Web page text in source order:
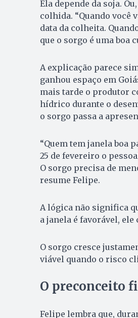
Ela depende da soja.
colhida. “Quando você
data da colheita.
que o sorgo é uma boa
A explicação parece
ganhou espaço em
mais tarde o produtor
hídrico durante o
o sorgo passa a
“Quem tem janela boa
25 de fevereiro o
O sorgo precisa de
resume Felipe.
A lógica não significa
a janela é favorável,
O sorgo cresce
viável quando o risco
O preconceito
Felipe lembra que,